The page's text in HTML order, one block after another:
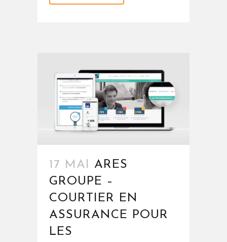
17 MAI ARES
GROUPE –
COURTIER EN
ASSURANCE POUR
LES